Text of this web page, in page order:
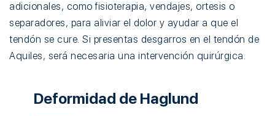
adicionales, como fisioterapia, vendajes, ortesis o
separadores, para aliviar el dolor y ayudar a que el
tendón se cure. Si presentas desgarros en el tendón de
Aquiles, será necesaria una intervención quirúrgica.
Deformidad de Haglund